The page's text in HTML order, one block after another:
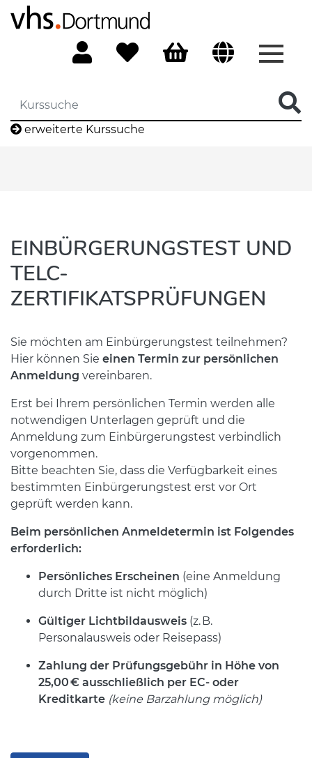
erweiterte Kurssuche
EINBÜRGERUNGSTEST UND
TELC-
ZERTIFIKATSPRÜFUNGEN
Sie möchten am Einbürgerungstest teilnehmen?
Hier können Sie einen Termin zur persönlichen
Anmeldung vereinbaren.
Erst bei Ihrem persönlichen Termin werden alle
notwendigen Unterlagen geprüft und die
Anmeldung zum Einbürgerungstest verbindlich
vorgenommen.
Bitte beachten Sie, dass die Verfügbarkeit eines
bestimmten Einbürgerungstest erst vor Ort
geprüft werden kann.
Beim persönlichen Anmeldetermin ist Folgendes
erforderlich:
Persönliches Erscheinen (eine Anmeldung
durch Dritte ist nicht möglich)
Gültiger Lichtbildausweis (z. B.
Personalausweis oder Reisepass)
Zahlung der Prüfungsgebühr in Höhe von
25,00€ ausschließlich per EC- oder
Kreditkarte (keine Barzahlung möglich)